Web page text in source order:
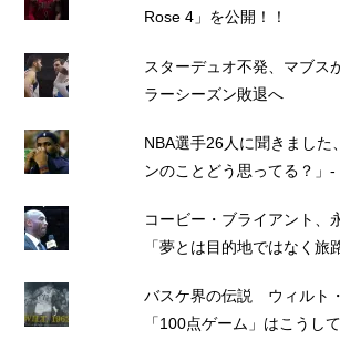
Rose 4」を公開！！
スターデュオ不発、マブス
ラーシーズン敗退へ
NBA選手26人に聞きました
ンのことどう思ってる？」-
コービー・ブライアント、
「夢とは目的地ではなく旅
バスケ界の伝説 ウィルト
「100点ゲーム」はこうし